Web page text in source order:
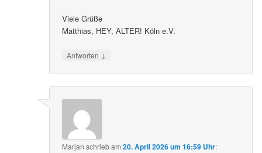
Viele Grüße
Matthias, HEY, ALTER! Köln e.V.
Antworten ↓
Marjan schriebam20. April 2026 um 16:59 Uhr: